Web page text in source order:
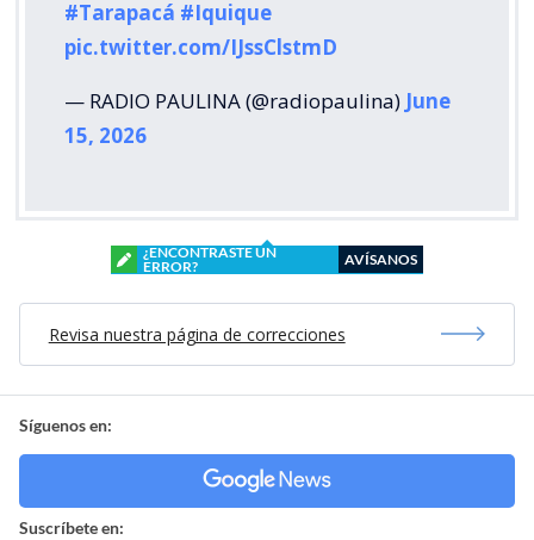
#Tarapacá #Iquique
pic.twitter.com/IJssClstmD
— RADIO PAULINA (@radiopaulina) June
15, 2026
¿ENCONTRASTE UN
ERROR?
AVÍSANOS
Revisa nuestra página de correcciones
Síguenos en:
Suscríbete en: